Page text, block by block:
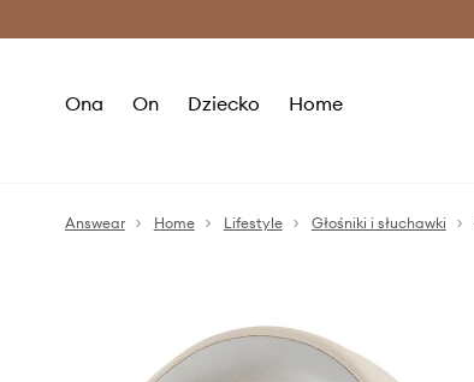
Ona On Dziecko Home
Answear Home Lifestyle Głośniki i słuchawki